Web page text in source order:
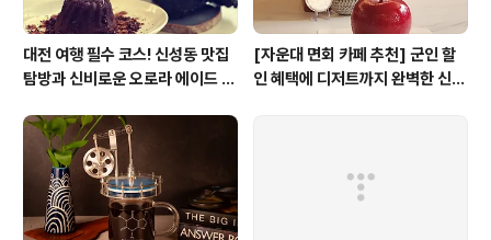
대전 여행 필수 코스! 신성동 맛집
탐방과 신비로운 오로라 에이드 체
[자운대 면회 카페 추천] 군인 할
인 혜택에 디저트까지 완벽한 신성